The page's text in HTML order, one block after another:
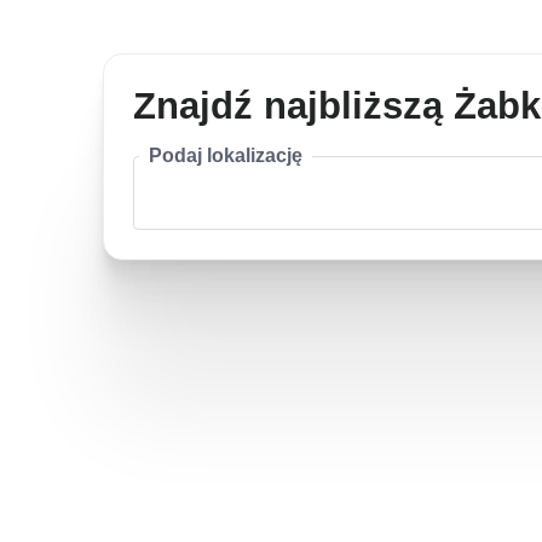
Znajdź najbliższą
Podaj lokalizację